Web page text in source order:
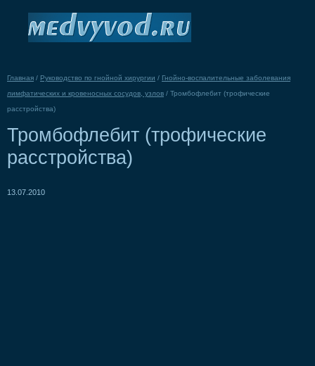
Главная / Руководство по гнойной хирургии / Гнойно-воспалительные заболевания
лимфатических и кровеносных сосудов, узлов / Тромбофлебит (трофические
расстройства)
Тромбофлебит (трофические
расстройства)
13.07.2010